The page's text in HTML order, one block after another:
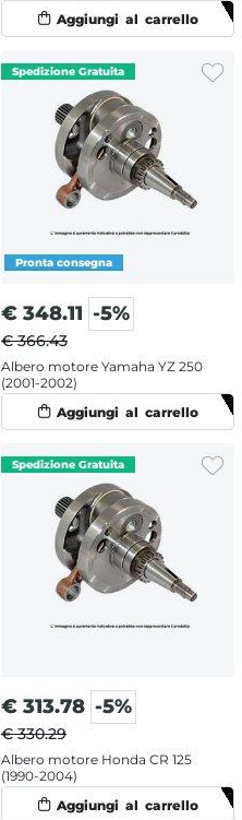
€ 348.11 -5%
€ 366.43
Albero motore Yamaha YZ 250
(2001-2002)
€ 313.78 -5%
€ 330.29
Albero motore Honda CR 125
(1990-2004)